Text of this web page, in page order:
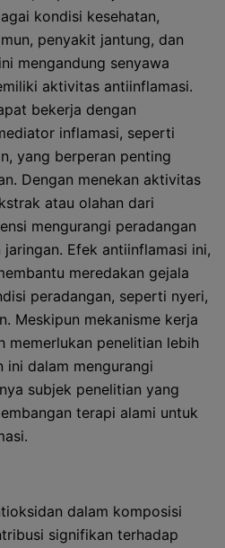
kondisi kesehatan,
penyakit jantung, dan
mengandung senyawa
aktivitas antiinflamasi.
bekerja dengan
inflamasi, seperti
yang berperan penting
Dengan menekan aktivitas
atau olahan dari
mengurangi peradangan
Efek antiinflamasi ini,
meredakan gejala
peradangan, seperti nyeri,
Meskipun mekanisme kerja
memerlukan penelitian lebih
ini dalam mengurangi
subjek penelitian yang
terapi alami untuk
dalam komposisi
signifikan terhadap